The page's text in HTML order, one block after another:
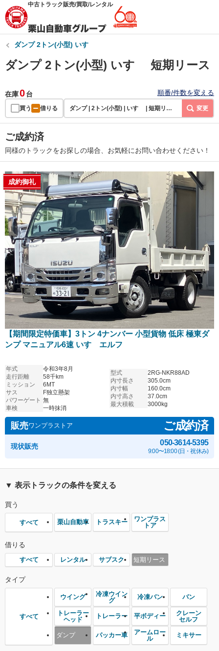
中古トラック販売/買取/レンタル
ダンプ 2トン(小型) いすゞ
ダンプ 2トン(小型) いすゞ 短期リース
在庫0台 順番/件数を変える
買う 借りる ダンプ | 2トン(小型) | いすゞ | 短期リース 変更
ご成約済
同様のトラックをお探しの場合、お気軽にお問い合わせください！
成約御礼
【期間限定特価車】3トン 4ナンバー 小型貨物 低床 極東ダ
ンプ マニュアル6速 いすゞエルフ
年式
令和3年8月
走行距離
58千km
ミッション
6MT
サス
F独立懸架
パワーゲート 無
車検
一時抹消
型式
2RG-NKR88AD
内寸長さ
305.0cm
内寸幅
160.0cm
内寸高さ
37.0cm
最大積載
3000kg
販売ワンプラストア ご成約済
現状販売 050-3614-5395
9:00〜18:00 (日・祝休み)
▼ 表示トラックの条件を変える
買う
すべて 栗山自動車 トラスキー
ワンプラス
トア
借りる
すべて レンタル サブスク 短期リース
タイプ
すべて
ウイング
冷凍ウイン
グ
冷凍バン バン
トレーラー
ヘッド
トレーラー 平ボディー
クレーン
セルフ
ダンプ パッカー車
アームロー
ル
ミキサー